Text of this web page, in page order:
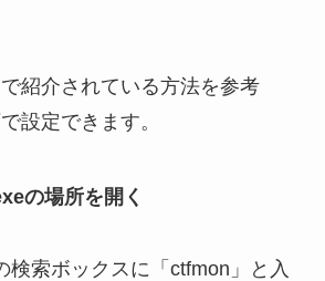
で紹介されている方法を参考
設定できます。
の場所を開く
検索ボックスに「ctfmon」と入